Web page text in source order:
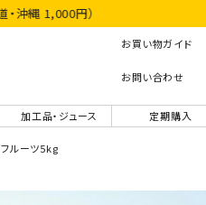
沖縄 1,000円）
加工品・ジュース 定期購入
お買い物ガイド
お問い合わせ
ルーツ5kg